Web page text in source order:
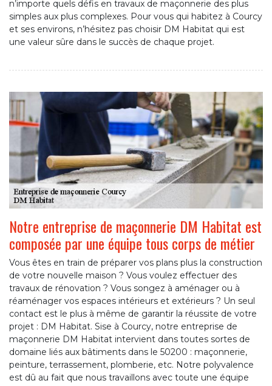
n’importe quels défis en travaux de maçonnerie des plus
simples aux plus complexes. Pour vous qui habitez à Courcy
et ses environs, n’hésitez pas choisir DM Habitat qui est
une valeur sûre dans le succès de chaque projet.
Notre entreprise de maçonnerie DM Habitat est
composée par une équipe tous corps de métier
Vous êtes en train de préparer vos plans plus la construction
de votre nouvelle maison ? Vous voulez effectuer des
travaux de rénovation ? Vous songez à aménager ou à
réaménager vos espaces intérieurs et extérieurs ? Un seul
contact est le plus à même de garantir la réussite de votre
projet : DM Habitat. Sise à Courcy, notre entreprise de
maçonnerie DM Habitat intervient dans toutes sortes de
domaine liés aux bâtiments dans le 50200 : maçonnerie,
peinture, terrassement, plomberie, etc. Notre polyvalence
est dû au fait que nous travaillons avec toute une équipe